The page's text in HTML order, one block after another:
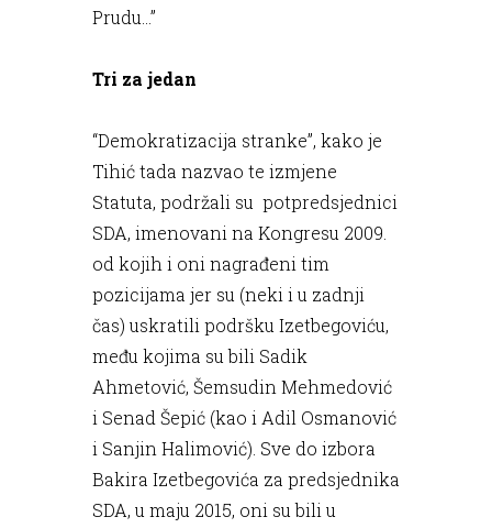
Prudu...”
Tri za jedan
“Demokratizacija stranke”, kako je
Tihić tada nazvao te izmjene
Statuta, podržali su potpredsjednici
SDA, imenovani na Kongresu 2009.
od kojih i oni nagrađeni tim
pozicijama jer su (neki i u zadnji
čas) uskratili podršku Izetbegoviću,
među kojima su bili Sadik
Ahmetović, Šemsudin Mehmedović
i Senad Šepić (kao i Adil Osmanović
i Sanjin Halimović). Sve do izbora
Bakira Izetbegovića za predsjednika
SDA, u maju 2015, oni su bili u